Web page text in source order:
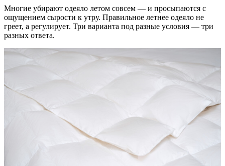
Многие убирают одеяло летом совсем — и просыпаются с
ощущением сырости к утру. Правильное летнее одеяло не
греет, а регулирует. Три варианта под разные условия — три
разных ответа.